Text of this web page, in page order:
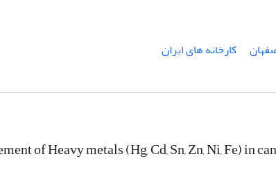
کارخانه های ایران
of Heavy metals (Hg, Cd, Sn, Zn, Ni, Fe) in